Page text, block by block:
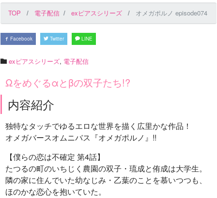
TOP 電子配信 exピアスシリーズ オメガポルノ episode074
Facebook Twitter LINE
exピアスシリーズ, 電子配信
Ωをめぐるαとβの双子たち!?
内容紹介
独特なタッチでゆるエロな世界を描く広里かな作品！
オメガバースオムニバス『オメガポルノ』!!
【僕らの恋は不確定 第4話】
たつるの町のいちじく農園の双子・琉成と侑成は大学生。
隣の家に住んでいた幼なじみ・乙葉のことを慕いつつも、
ほのかな恋心を抱いていた。